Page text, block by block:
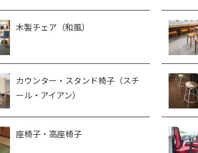
木製チェア（和風）
カウンター・スタンド椅子（スチ
ール・アイアン）
座椅子・高座椅子